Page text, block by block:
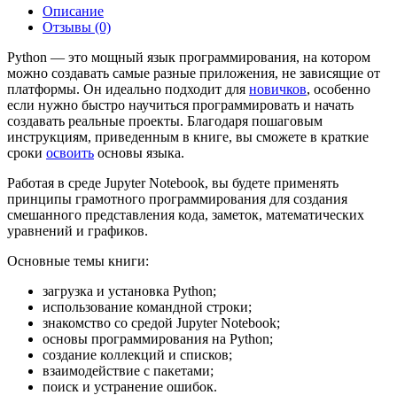
Описание
Отзывы (0)
Python — это мощный язык программирования, на котором
можно создавать самые разные приложения, не зависящие от
платформы. Он идеально подходит для новичков, особенно
если нужно быстро научиться программировать и начать
создавать реальные проекты. Благодаря пошаговым
инструкциям, приведенным в книге, вы сможете в краткие
сроки освоить основы языка.
Работая в среде Jupyter Notebook, вы будете применять
принципы грамотного программирования для создания
смешанного представления кода, заметок, математических
уравнений и графиков.
Основные темы книги:
загрузка и установка Python;
использование командной строки;
знакомство со средой Jupyter Notebook;
основы программирования на Python;
создание коллекций и списков;
взаимодействие с пакетами;
поиск и устранение ошибок.